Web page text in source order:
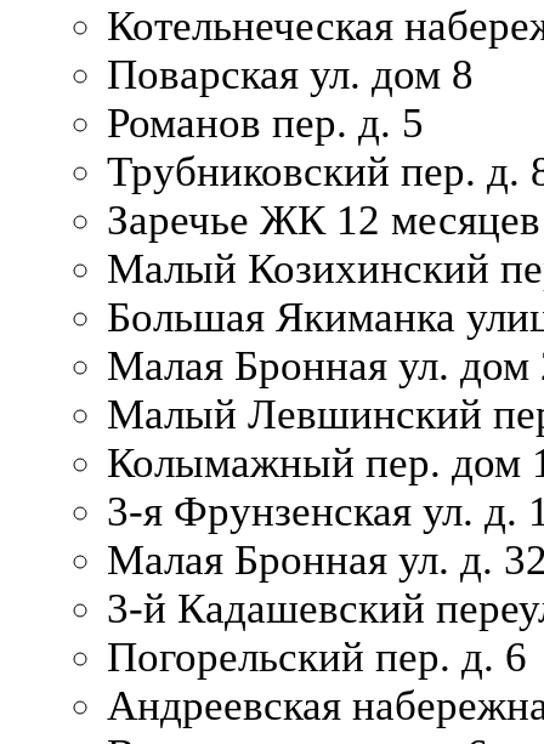
Котельнеческая
Поварская ул. дом 8
Романов пер. д. 5
Трубниковский пер. д.
Заречье ЖК 12 месяцев
Малый Козихинский
Большая Якиманка
Малая Бронная ул. дом
Малый Левшинский
Колымажный пер. дом
3-я Фрунзенская ул. д.
Малая Бронная ул. д.
3-й Кадашевский
Погорельский пер. д. 6
Андреевская